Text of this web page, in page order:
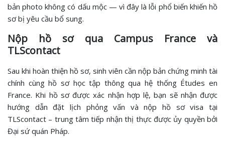
bản photo không có dấu mộc — vì đây là lỗi phổ biến khiến hồ
sơ bị yêu cầu bổ sung.
Nộp hồ sơ qua Campus France và
TLScontact
Sau khi hoàn thiện hồ sơ, sinh viên cần nộp bản chứng minh tài
chính cùng hồ sơ học tập thông qua hệ thống Études en
France. Khi hồ sơ được xác nhận hợp lệ, bạn sẽ nhận được
hướng dẫn đặt lịch phỏng vấn và nộp hồ sơ visa tại
TLScontact – trung tâm tiếp nhận thị thực được ủy quyền bởi
Đại sứ quán Pháp.